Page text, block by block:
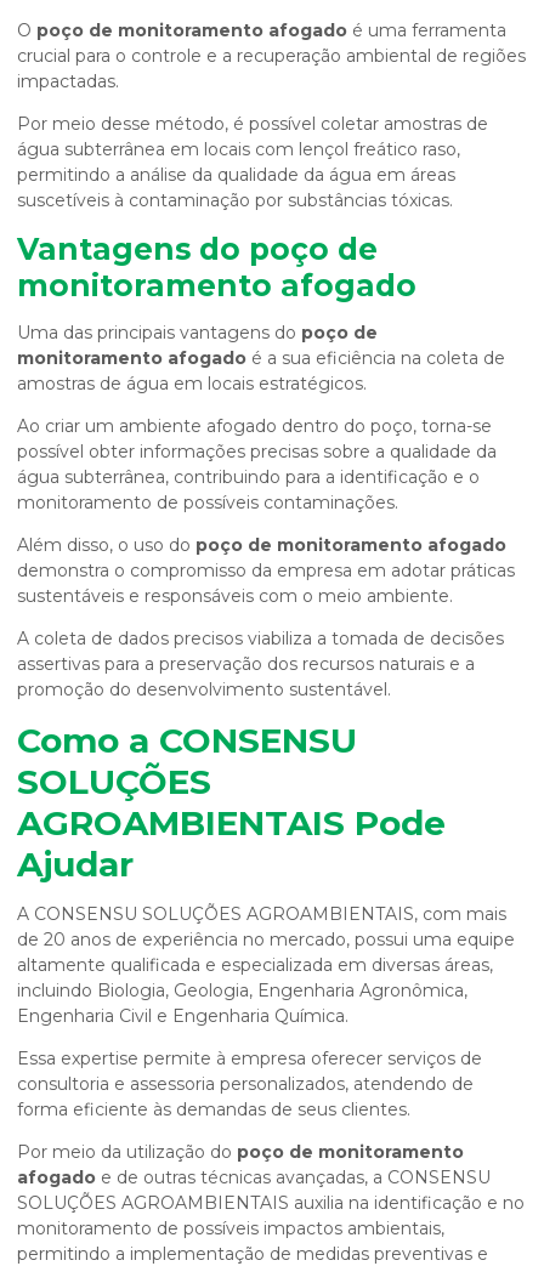
O poço de monitoramento afogado é uma ferramenta
crucial para o controle e a recuperação ambiental de regiões
impactadas.
Por meio desse método, é possível coletar amostras de
água subterrânea em locais com lençol freático raso,
permitindo a análise da qualidade da água em áreas
suscetíveis à contaminação por substâncias tóxicas.
Vantagens do poço de
monitoramento afogado
Uma das principais vantagens do poço de
monitoramento afogado é a sua eficiência na coleta de
amostras de água em locais estratégicos.
Ao criar um ambiente afogado dentro do poço, torna-se
possível obter informações precisas sobre a qualidade da
água subterrânea, contribuindo para a identificação e o
monitoramento de possíveis contaminações.
Além disso, o uso do poço de monitoramento afogado
demonstra o compromisso da empresa em adotar práticas
sustentáveis e responsáveis com o meio ambiente.
A coleta de dados precisos viabiliza a tomada de decisões
assertivas para a preservação dos recursos naturais e a
promoção do desenvolvimento sustentável.
Como a CONSENSU
SOLUÇÕES
AGROAMBIENTAIS Pode
Ajudar
A CONSENSU SOLUÇÕES AGROAMBIENTAIS, com mais
de 20 anos de experiência no mercado, possui uma equipe
altamente qualificada e especializada em diversas áreas,
incluindo Biologia, Geologia, Engenharia Agronômica,
Engenharia Civil e Engenharia Química.
Essa expertise permite à empresa oferecer serviços de
consultoria e assessoria personalizados, atendendo de
forma eficiente às demandas de seus clientes.
Por meio da utilização do poço de monitoramento
afogado e de outras técnicas avançadas, a CONSENSU
SOLUÇÕES AGROAMBIENTAIS auxilia na identificação e no
monitoramento de possíveis impactos ambientais,
permitindo a implementação de medidas preventivas e